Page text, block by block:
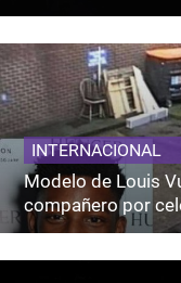
INTERNACIONAL
Modelo de Louis
compañero por